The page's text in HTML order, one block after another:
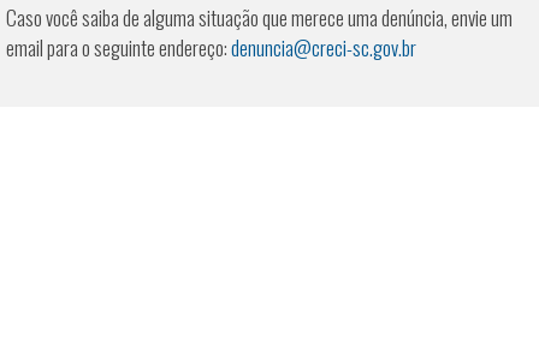
Caso você saiba de alguma situação que merece uma denúncia, envie um
email para o seguinte endereço:denuncia@creci-sc.gov.br